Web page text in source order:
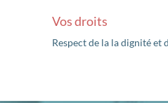
Vos droits
Respect de la la dignité et